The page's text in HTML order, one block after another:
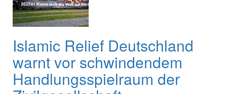
Islamic Relief Deutschland
warnt vor schwindendem
Handlungsspielraum der